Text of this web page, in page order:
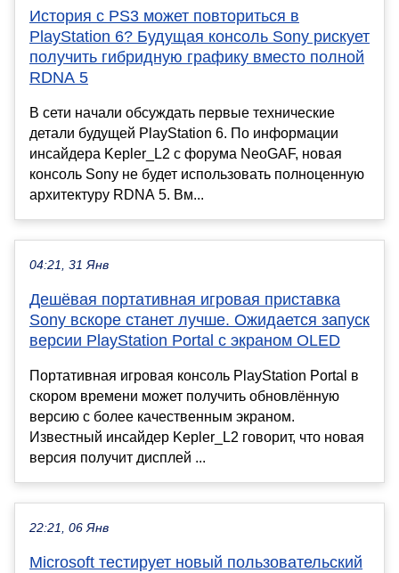
История с PS3 может повториться в
PlayStation 6? Будущая консоль Sony рискует
получить гибридную графику вместо полной
RDNA 5
В сети начали обсуждать первые технические
детали будущей PlayStation 6. По информации
инсайдера Kepler_L2 с форума NeoGAF, новая
консоль Sony не будет использовать полноценную
архитектуру RDNA 5. Вм...
04:21, 31 Янв
Дешёвая портативная игровая приставка
Sony вскоре станет лучше. Ожидается запуск
версии PlayStation Portal с экраном OLED
Портативная игровая консоль PlayStation Portal в
скором времени может получить обновлённую
версию с более качественным экраном.
Известный инсайдер Kepler_L2 говорит, что новая
версия получит дисплей ...
22:21, 06 Янв
Microsoft тестирует новый пользовательский